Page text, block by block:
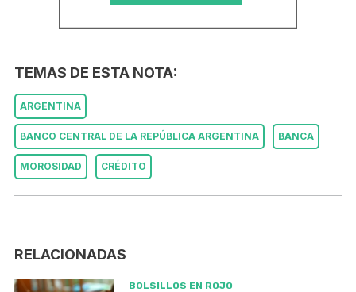
TEMAS DE ESTA NOTA:
ARGENTINA
BANCO CENTRAL DE LA REPÚBLICA ARGENTINA BANCA
MOROSIDAD CRÉDITO
RELACIONADAS
BOLSILLOS EN ROJO